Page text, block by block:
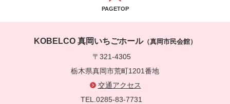
PAGETOP
KOBELCO 真岡いちごホール（真岡市民会館）
〒321-4305
栃木県真岡市荒町1201番地
交通アクセス
TEL.0285-83-7731